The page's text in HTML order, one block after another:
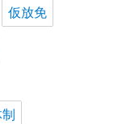
仮放免